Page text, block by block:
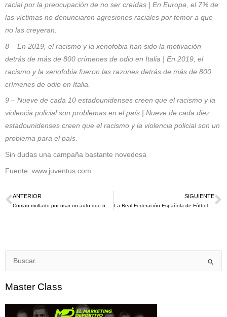
racial por la preocupación de no ser creídas | En Europa, el 7% de
las víctimas no denunciaron agresiones raciales por temor a que
no las creyeran.
8 – En 2019, el racismo y la xenofobia han sido la motivación
detrás de más de 800 crímenes de odio en Italia | En 2019, el
racismo y la xenofobia fueron las razones detrás de más de 800
crímenes de odio en Italia.
9 – Nueve de cada 10 estadounidenses creen que el racismo y la
violencia policial son problemas en el país | Nueve de cada diez
estadounidenses creen que el racismo y la violencia policial son un
problema para el país.
Sin dudas una campaña bastante novedosa
Fuente: www.juventus.com
Ant
ANTERIOR SIGUIENTE
Buscar
Master Class